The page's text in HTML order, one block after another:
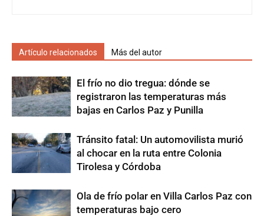
Artículo relacionados Más del autor
El frío no dio tregua: dónde se
registraron las temperaturas más
bajas en Carlos Paz y Punilla
Tránsito fatal: Un automovilista murió
al chocar en la ruta entre Colonia
Tirolesa y Córdoba
Ola de frío polar en Villa Carlos Paz con
temperaturas bajo cero